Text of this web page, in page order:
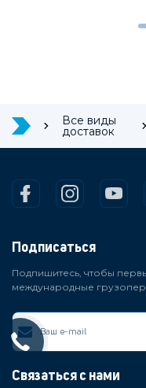
Все виды
доставок
Подписаться
Подпишитесь, чтобы
международные
Связаться с нами